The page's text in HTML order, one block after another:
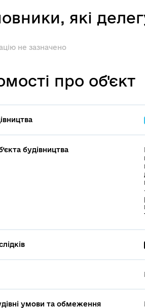
які
не зазначено
про об'єкт
будівництва
умови та обмеження